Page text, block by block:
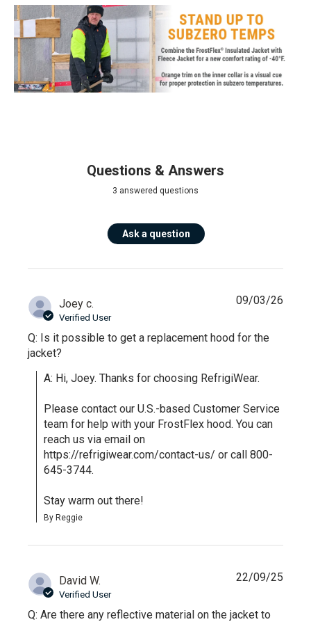
Questions & Answers
3 answered questions
Ask a question
Joey c.
Verified User
Q: Is it possible to get a replacement hood for the
jacket?
A: Hi, Joey. Thanks for choosing RefrigiWear.
Please contact our U.S.-based Customer Service
team for help with your FrostFlex hood. You can
reach us via email on
https://refrigiwear.com/contact-us/ or call 800-
645-3744.
Stay warm out there!
By Reggie
09/03/26
David W.
Verified User
Q: Are there any reflective material on the jacket to
22/09/25